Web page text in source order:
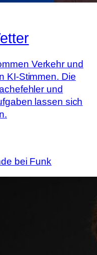
Verkehr und
KI-Stimmen. Die
und
lassen sich
bei Funk